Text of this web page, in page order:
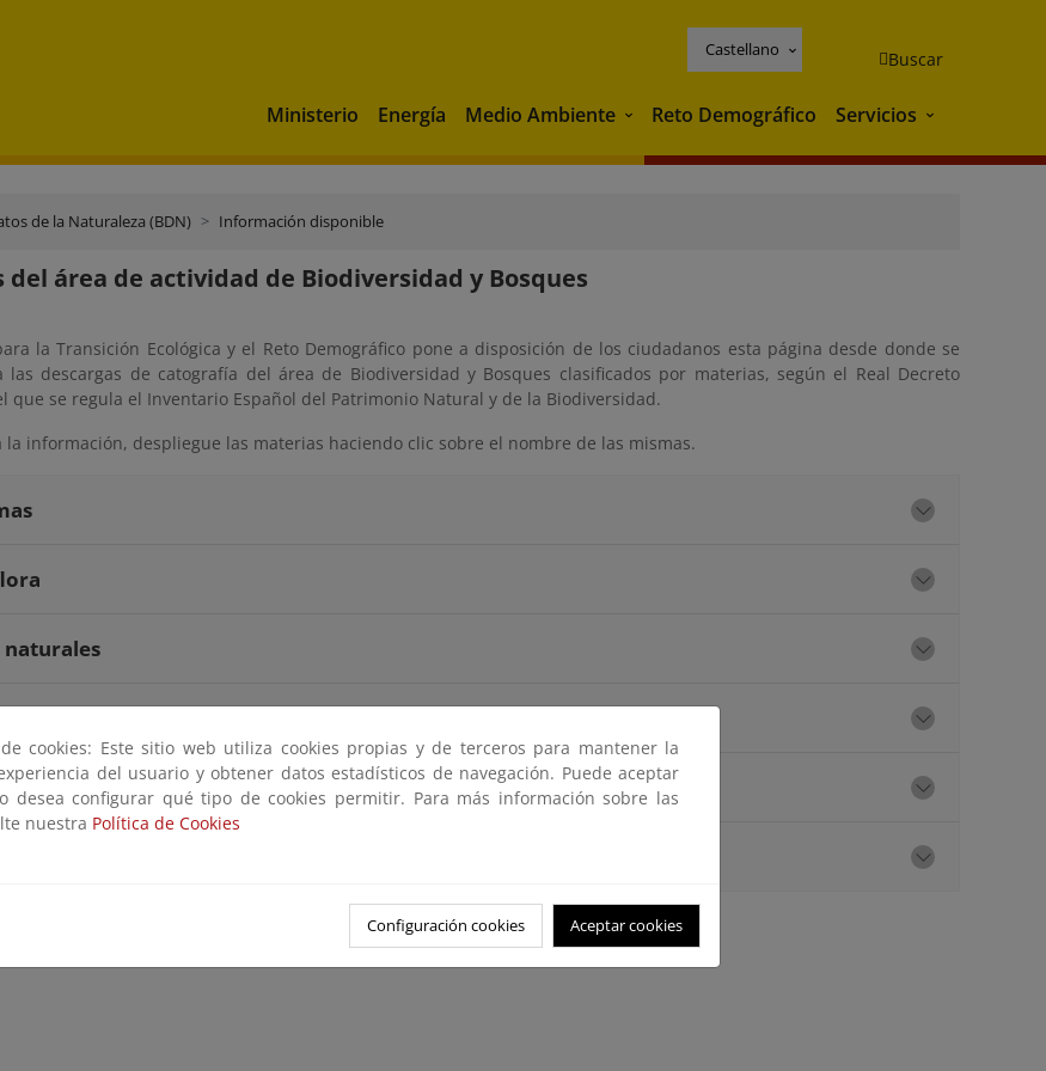
Castellano Buscar
Ministerio Energía Medio Ambiente Medio Ambiente
Reto Demográfico Servicios Servicios
de la Naturaleza (BDN) Información disponible
del área de actividad de Biodiversidad y Bosques
la Transición Ecológica y el Reto Demográfico pone a disposición de los ciudadanos esta página desde donde se
las descargas de catografía del área de Biodiversidad y Bosques clasificados por materias, según el Real Decreto
que se regula el Inventario Español del Patrimonio Natural y de la Biodiversidad.
la información, despliegue las materias haciendo clic sobre el nombre de las mismas.
naturales
sobre el Patrimonio Natural y la Biodiversidad
cookies: Este sitio web utiliza cookies propias y de terceros para mantener la
del usuario y obtener datos estadísticos de navegación. Puede aceptar
desea configurar qué tipo de cookies permitir. Para más información sobre las
nuestra Política de Cookies
Configuración cookies Aceptar cookies